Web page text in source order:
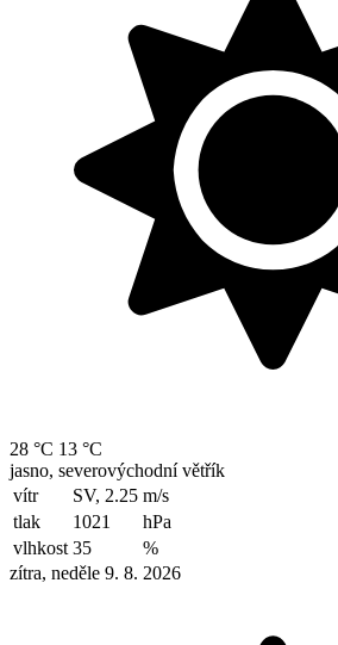
28 °C 13 °C
jasno, severovýchodní větřík
vítr
SV, 2.25 m/s
tlak
1021
hPa
vlhkost 35
%
zítra, neděle 9. 8. 2026